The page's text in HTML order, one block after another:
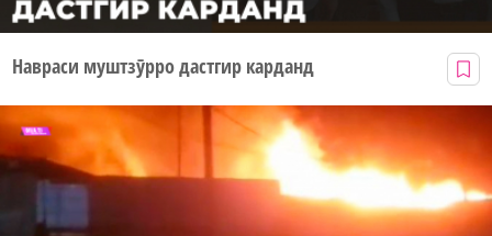
Навраси муштзӯрро дастгир карданд